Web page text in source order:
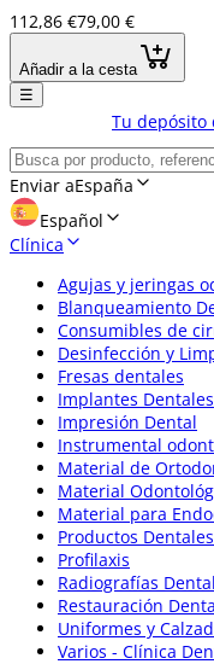
112,86 €79,00 €
Añadir a la cesta
☰
Tu
Enviar aEspaña
Español
Clínica
Agujas y jeringas
Blanqueamiento
Consumibles de
Desinfección y
Fresas dentales
Implantes Dentales
Impresión Dental
Instrumental
Material de
Material
Material para
Productos
Profilaxis
Radiografías
Restauración
Uniformes y
Varios - Clínica